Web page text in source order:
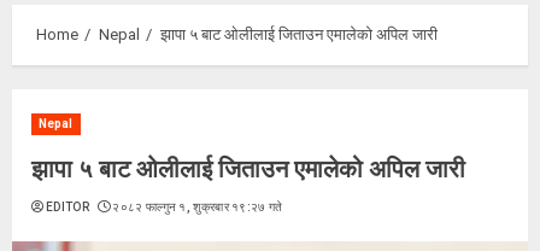
Home Nepal झापा ५ बाट ओलीलाई जिताउन एमालेको अपिल जारी
Nepal
झापा ५ बाट ओलीलाई जिताउन एमालेको अपिल जारी
EDITOR २०८२ फाल्गुन १, शुक्रबार १९:२७ गते